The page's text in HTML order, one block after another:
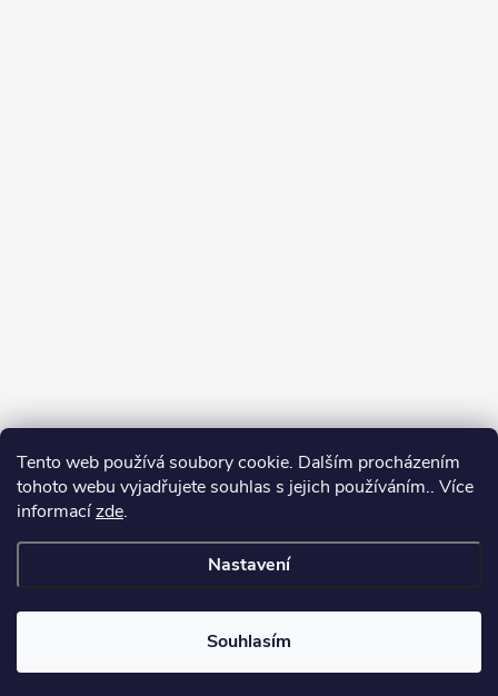
Tento web používá soubory cookie. Dalším procházením
tohoto webu vyjadřujete souhlas s jejich používáním.. Více
informacízde.
Nastavení
Souhlasím
Copyright 2026Můj e-shop. Všechna práva vyhrazena.